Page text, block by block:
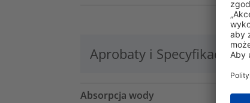
Aprobaty i Specyfikacje
Absorpcja wody